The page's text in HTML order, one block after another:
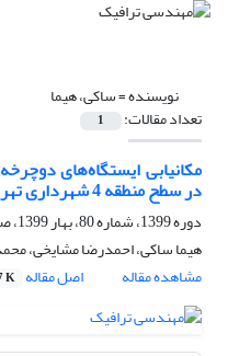
نویسنده =ساکی، هیما
تعداد مقالات: 1
مکانیابی ایستگاه‌های
در سطح منطقه 4 شهرداری تهران در محیط GIS
دوره 1399، شماره 80، بهار 1399، صفحه
هیما ساکی، احمدرضا مشایخی،
مشاهده مقاله
اصل مقاله K